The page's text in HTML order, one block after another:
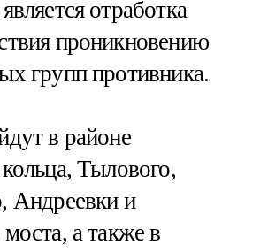
отработка
проникновению
групп противника.
в районе
Тылового,
Андреевки и
а также в